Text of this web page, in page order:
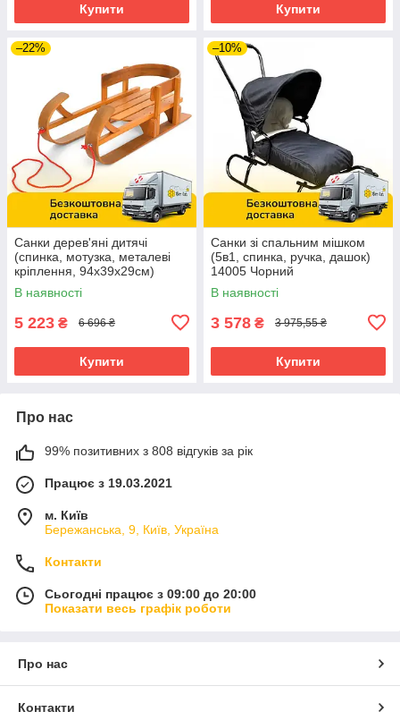
Купити Купити
–22%
Санки дерев'яні дитячі
(спинка, мотузка, металеві
кріплення, 94х39х29см)
JSXQ-23
В наявності
5 223 ₴ 6 696 ₴
Купити
–10%
Санки зі спальним мішком
(5в1, спинка, ручка, дашок)
14005 Чорний
В наявності
3 578 ₴ 3 975,55 ₴
Купити
Про нас
99% позитивних з 808 відгуків за рік
Працює з 19.03.2021
м. Київ
Бережанська, 9, Київ, Україна
Контакти
Сьогодні працює з 09:00 до 20:00
Показати весь графік роботи
Про нас
Контакти